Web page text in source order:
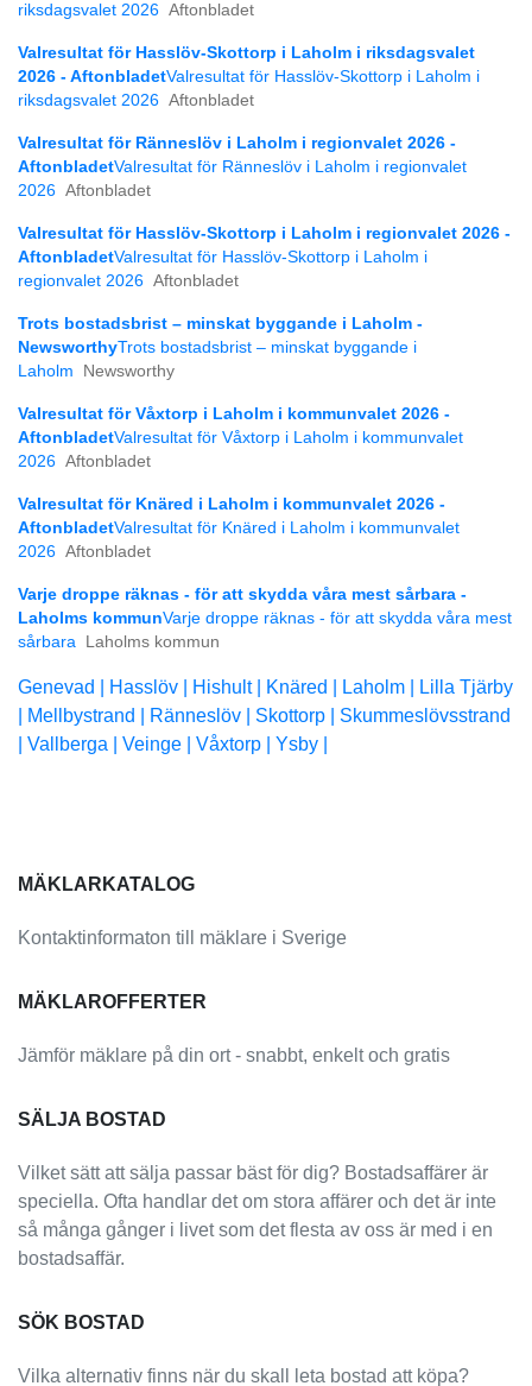
riksdagsvalet 2026 Aftonbladet
Valresultat för Hasslöv-Skottorp i Laholm i riksdagsvalet
2026 - AftonbladetValresultat för Hasslöv-Skottorp i Laholm i
riksdagsvalet 2026 Aftonbladet
Valresultat för Ränneslöv i Laholm i regionvalet 2026 -
AftonbladetValresultat för Ränneslöv i Laholm i regionvalet
2026 Aftonbladet
Valresultat för Hasslöv-Skottorp i Laholm i regionvalet 2026 -
AftonbladetValresultat för Hasslöv-Skottorp i Laholm i
regionvalet 2026 Aftonbladet
Trots bostadsbrist – minskat byggande i Laholm -
NewsworthyTrots bostadsbrist – minskat byggande i
Laholm
Newsworthy
Valresultat för Våxtorp i Laholm i kommunvalet 2026 -
AftonbladetValresultat för Våxtorp i Laholm i kommunvalet
2026 Aftonbladet
Valresultat för Knäred i Laholm i kommunvalet 2026 -
AftonbladetValresultat för Knäred i Laholm i kommunvalet
2026 Aftonbladet
Varje droppe räknas - för att skydda våra mest sårbara -
Laholms kommunVarje droppe räknas - för att skydda våra mest
sårbara
Laholms kommun
Genevad | Hasslöv | Hishult | Knäred | Laholm |
Lilla Tjärby
Mellbystrand | Ränneslöv | Skottorp | Skummeslövsstrand
Vallberga | Veinge | Våxtorp | Ysby |
MÄKLARKATALOG
Kontaktinformaton till mäklare i Sverige
MÄKLAROFFERTER
Jämför mäklare på din ort - snabbt, enkelt och gratis
SÄLJA BOSTAD
Vilket sätt att sälja passar bäst för dig? Bostadsaffärer är
speciella. Ofta handlar det om stora affärer och det är inte
så många gånger i livet som det flesta av oss är med i en
bostadsaffär.
SÖK BOSTAD
Vilka alternativ finns när du skall leta bostad att köpa?